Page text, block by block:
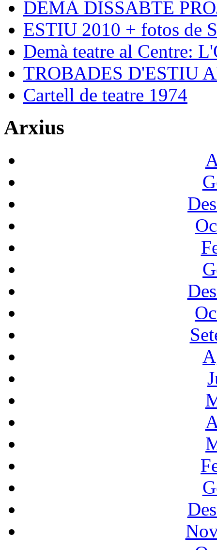
DEMÀ DISSABTE
ESTIU 2010 + fotos de
Demà teatre al Centre:
TROBADES D'ESTIU
Cartell de teatre 1974
Arxius